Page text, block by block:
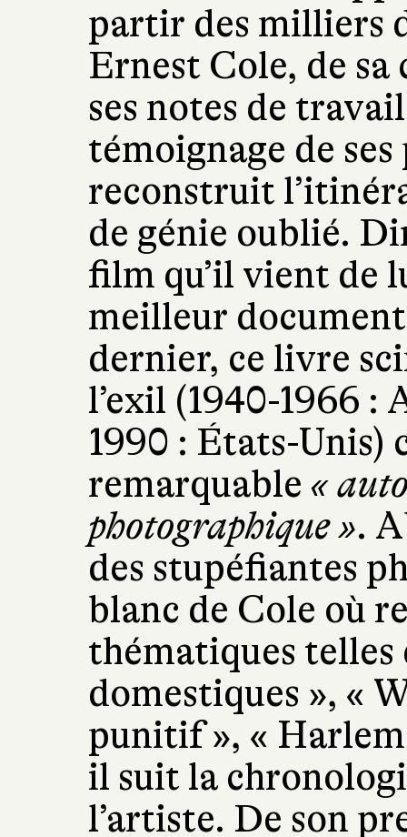
partir des milliers
Ernest Cole, de
ses notes de
témoignage de
reconstruit
de génie oublié.
film qu’il vient de
meilleur
dernier, ce livre
l’exil (1940-1966 :
1990 : États-Unis)
remarquable «
photographique».
des stupéfiantes
blanc de Cole où
thématiques telles
domestiques », «
punitif », «
il suit la
l’artiste. De son